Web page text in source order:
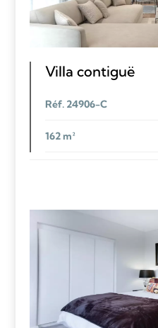
Villa contiguë
Réf. 24906-C
162 m²